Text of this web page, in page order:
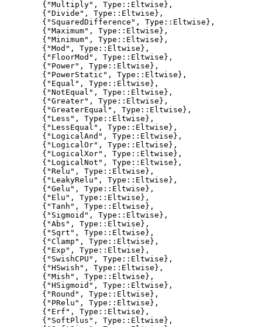
        {"Multiply", Type::Eltwise},
        {"Divide", Type::Eltwise},
        {"SquaredDifference", Type::Eltwise},
        {"Maximum", Type::Eltwise},
        {"Minimum", Type::Eltwise},
        {"Mod", Type::Eltwise},
        {"FloorMod", Type::Eltwise},
        {"Power", Type::Eltwise},
        {"PowerStatic", Type::Eltwise},
        {"Equal", Type::Eltwise},
        {"NotEqual", Type::Eltwise},
        {"Greater", Type::Eltwise},
        {"GreaterEqual", Type::Eltwise},
        {"Less", Type::Eltwise},
        {"LessEqual", Type::Eltwise},
        {"LogicalAnd", Type::Eltwise},
        {"LogicalOr", Type::Eltwise},
        {"LogicalXor", Type::Eltwise},
        {"LogicalNot", Type::Eltwise},
        {"Relu", Type::Eltwise},
        {"LeakyRelu", Type::Eltwise},
        {"Gelu", Type::Eltwise},
        {"Elu", Type::Eltwise},
        {"Tanh", Type::Eltwise},
        {"Sigmoid", Type::Eltwise},
        {"Abs", Type::Eltwise},
        {"Sqrt", Type::Eltwise},
        {"Clamp", Type::Eltwise},
        {"Exp", Type::Eltwise},
        {"SwishCPU", Type::Eltwise},
        {"HSwish", Type::Eltwise},
        {"Mish", Type::Eltwise},
        {"HSigmoid", Type::Eltwise},
        {"Round", Type::Eltwise},
        {"PRelu", Type::Eltwise},
        {"Erf", Type::Eltwise},
        {"SoftPlus", Type::Eltwise},